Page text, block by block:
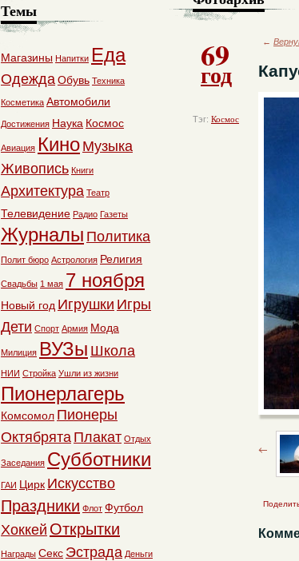
69
год
Тэг: Космос
←
Темы
Магазины Напитки Еда
ОдеждаОбувь Техника
Косметика Автомобили
Достижения Наука Космос
Авиация Кино Музыка
Живопись Книги
Архитектура Театр
Телевидение Радио Газеты
Журналы Политика
Полит бюро Астрология Религия
Свадьбы 1 мая 7 ноября
Новый год Игрушки Игры
Дети Спорт Армия Мода
Милиция ВУЗы Школа
НИИ Стройка Ушли из жизни
Пионерлагерь
Комсомол Пионеры
Октябрята Плакат Отдых
Заседания Субботники
ГАИ Цирк Искусство
Праздники Флот Футбол
Хоккей Открытки
Награды Секс Эстрада Деньги